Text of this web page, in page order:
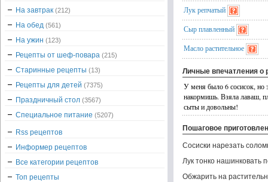
Лук репчатый
Сыр плавленный
Масло растительное
Личные впечатления о
У меня было 6 сосисок, но
накормишь. Взяла лаваш,
сыты и довольны!
Пошаговое
Сосиски нарезать
Лук тонко нашинковать
Обжарить на
На завтрак (212)
На обед (561)
На ужин (123)
Рецепты от шеф-повара (215)
Старинные рецепты (13)
Рецепты для детей (7375)
Праздничный стол (3567)
Специальное питание (5207)
Rss рецептов
Информер рецептов
Все категории рецептов
Топ рецепты